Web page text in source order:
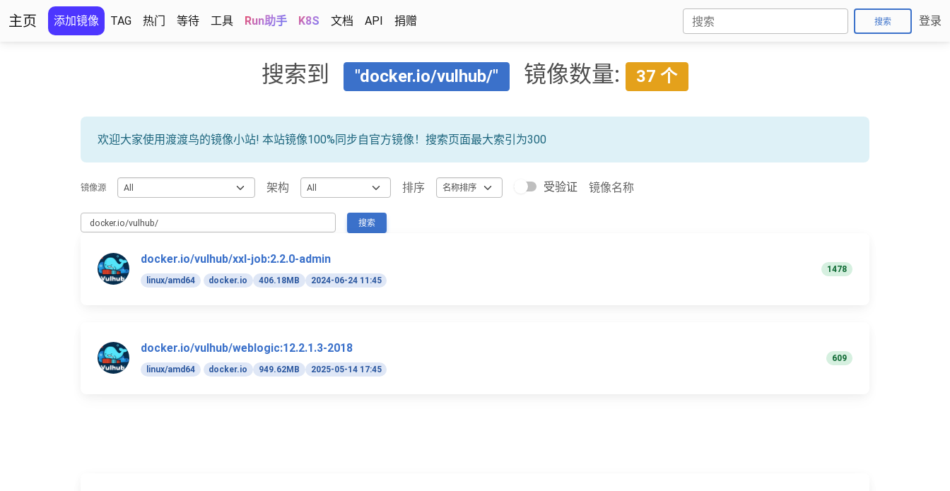
主页 添加镜像 TAG 热门 等待 工具 Run助手 K8S 文档 API 捐赠 搜索 登录
搜索到 "docker.io/vulhub/" 镜像数量: 37 个
欢迎大家使用渡渡鸟的镜像小站! 本站镜像100%同步自官方镜像！搜索页面最大索引为300
镜像源 架构 排序 受验证 镜像名称
搜索
docker.io/vulhub/xxl-job:2.2.0-admin
linux/amd64 docker.io 406.18MB 2024-06-24 11:45
1478
docker.io/vulhub/weblogic:12.2.1.3-2018
linux/amd64 docker.io 949.62MB 2025-05-14 17:45
609